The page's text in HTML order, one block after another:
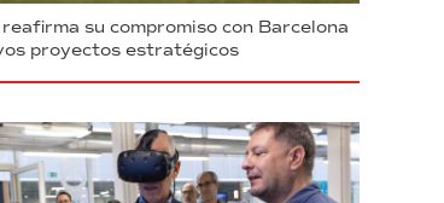
reafirma su compromiso con Barcelona
proyectos estratégicos